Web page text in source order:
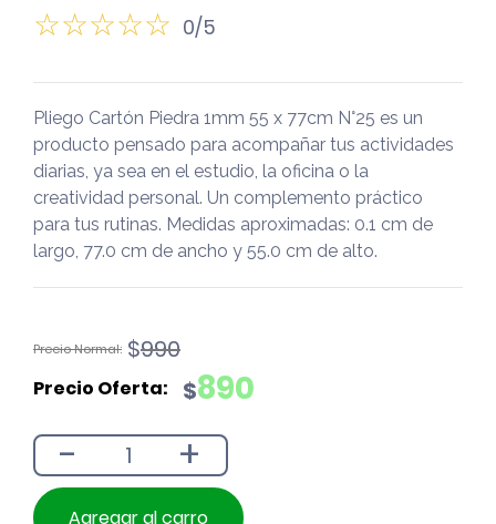
0/5
Pliego Cartón Piedra 1mm 55 x 77cm N°25 es un
producto pensado para acompañar tus actividades
diarias, ya sea en el estudio, la oficina o la
creatividad personal. Un complemento práctico
para tus rutinas. Medidas aproximadas: 0.1 cm de
largo, 77.0 cm de ancho y 55.0 cm de alto.
$990
El
original
$990.
$890
El
actual
$890.
- +
Agregar al carro